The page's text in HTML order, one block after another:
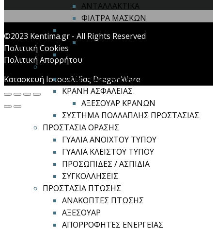
ΑΝΤΑΛΛΑΚΤΙΚΑ
ΦΙΛΤΡΑ ΜΑΣΚΩΝ
ΣΥΣΤΗΜΑ ΠΑΡΟΧΗΣ ΑΕΡΑ
ΑΝΤΑΛΛΑΚΤΙΚΑ
ΦΙΛΤΡΟΜΑΣΚΕΣ
ΠΡΟΣΤΑΣΙΑ ΚΕΦΑΛΗΣ
ΚΑΠΕΛΑ ΑΣΦΑΛΕΙΑΣ
ΚΡΑΝΗ ΑΣΦΑΛΕΙΑΣ
ΑΞΕΣΟΥΑΡ ΚΡΑΝΩΝ
ΣΥΣΤΗΜΑ ΠΟΛΛΑΠΛΗΣ ΠΡΟΣΤΑΣΙΑΣ
ΠΡΟΣΤΑΣΙΑ ΟΡΑΣΗΣ
ΓΥΑΛΙΑ ΑΝΟΙΧΤΟΥ ΤΥΠΟΥ
ΓΥΑΛΙΑ ΚΛΕΙΣΤΟΥ ΤΥΠΟΥ
ΠΡΟΣΩΠΙΔΕΣ / ΑΣΠΙΔΙΑ
ΣΥΓΚΟΛΛΗΣΕΙΣ
ΠΡΟΣΤΑΣΙΑ ΠΤΩΣΗΣ
ΑΝΑΚΟΠΤΕΣ ΠΤΩΣΗΣ
ΑΞΕΣΟΥΑΡ
ΑΠΟΡΡΟΦΗΤΕΣ ΕΝΕΡΓΕΙΑΣ
©2023 Kentima.gr - All Rights Reserved
Πολιτική Cookies
Πολιτική Απορρήτου
Κατασκευή Ιστοσελίδας DragonWare